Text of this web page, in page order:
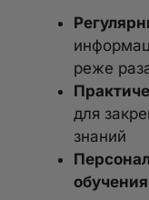
реже
для
знаний
обучения